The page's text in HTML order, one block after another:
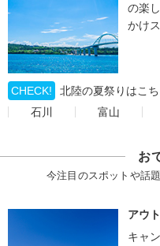
の楽
かけ
CHECK!
北陸の夏祭りはこち
石川
富山
お
今注目のスポットや話
アウ
キャ